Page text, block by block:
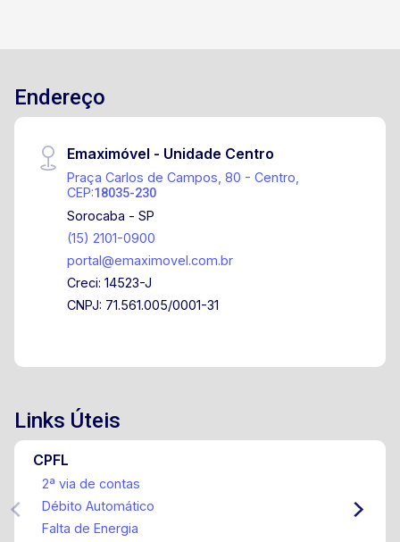
Endereço
Emaximóvel - Unidade Centro
Praça Carlos de Campos, 80 - Centro,
CEP:18035-230
Sorocaba - SP
(15) 2101-0900
portal@emaximovel.com.br
Creci: 14523-J
CNPJ: 71.561.005/0001-31
Links Úteis
CPFL
2ª via de contas
Débito Automático
Falta de Energia